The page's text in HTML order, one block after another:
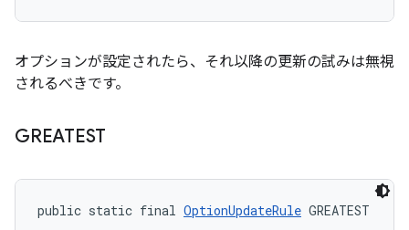
オプションが設定されたら、それ以降の更新の試みは無視
されるべきです。
GREATEST
public static final OptionUpdateRule GREATEST